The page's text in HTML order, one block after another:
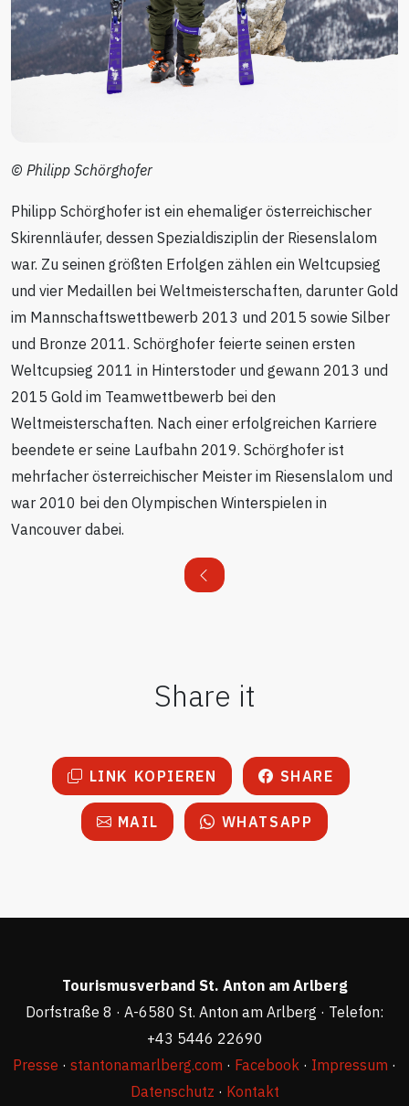
© Philipp Schörghofer
Philipp Schörghofer ist ein ehemaliger österreichischer
Skirennläufer, dessen Spezialdisziplin der Riesenslalom
war. Zu seinen größten Erfolgen zählen ein Weltcupsieg
und vier Medaillen bei Weltmeisterschaften, darunter Gold
im Mannschaftswettbewerb 2013 und 2015 sowie Silber
und Bronze 2011. Schörghofer feierte seinen ersten
Weltcupsieg 2011 in Hinterstoder und gewann 2013 und
2015 Gold im Teamwettbewerb bei den
Weltmeisterschaften. Nach einer erfolgreichen Karriere
beendete er seine Laufbahn 2019. Schörghofer ist
mehrfacher österreichischer Meister im Riesenslalom und
war 2010 bei den Olympischen Winterspielen in
Vancouver dabei.
Share it
LINK KOPIEREN SHARE
MAIL WHATSAPP
Tourismusverband St. Anton am Arlberg
Dorfstraße 8 · A-6580 St. Anton am Arlberg · Telefon:
+43 5446 22690
Presse · stantonamarlberg.com · Facebook · Impressum ·
Datenschutz · Kontakt